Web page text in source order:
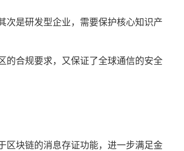
次是研发型企业，需要保护核心知识产
合规要求，又保证了全球通信的安全
区块链的消息存证功能，进一步满足金